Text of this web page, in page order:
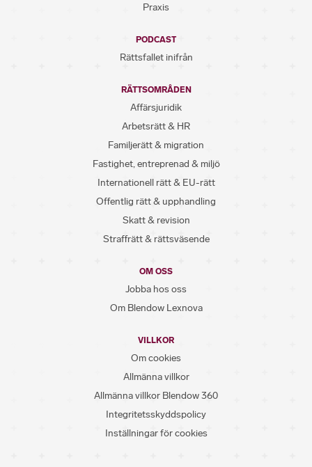
Praxis
PODCAST
Rättsfallet inifrån
RÄTTSOMRÅDEN
Affärsjuridik
Arbetsrätt & HR
Familjerätt & migration
Fastighet, entreprenad & miljö
Internationell rätt & EU-rätt
Offentlig rätt & upphandling
Skatt & revision
Straffrätt & rättsväsende
OM OSS
Jobba hos oss
Om Blendow Lexnova
VILLKOR
Om cookies
Allmänna villkor
Allmänna villkor Blendow 360
Integritetsskyddspolicy
Inställningar för cookies